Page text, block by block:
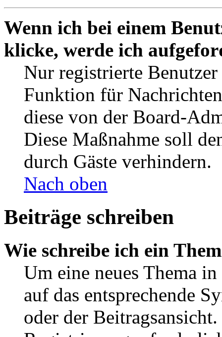
Wenn ich bei einem
klicke, werde ich
Nur registrierte
Funktion für
diese von der Board-
Diese Maßnahme soll
durch Gäste verhindern.
Nach oben
Beiträge schreiben
Wie schreibe ich ein
Um eine neues Thema
auf das entsprechende
oder der